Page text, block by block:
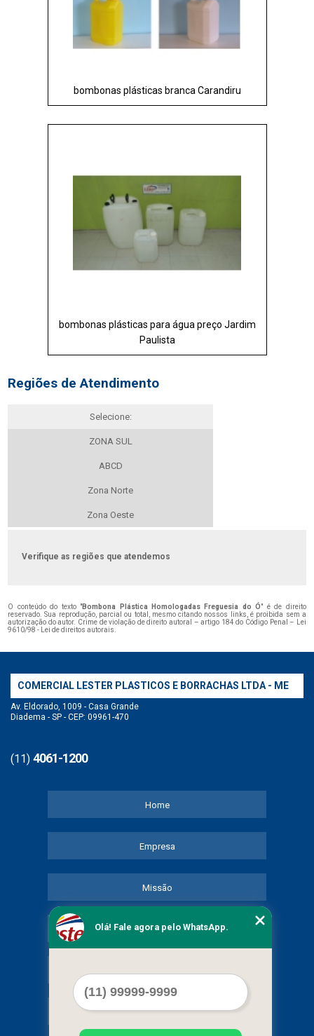
bombonas plásticas branca Carandiru
bombonas plásticas para água preço Jardim
Paulista
Regiões de Atendimento
Selecione:
ZONA SUL
ABCD
Zona Norte
Zona Oeste
Verifique as regiões que atendemos
O conteúdo do texto "Bombona Plástica Homologadas Freguesia do Ó" é de direito
reservado. Sua reprodução, parcial ou total, mesmo citando nossos links, é proibida sem a
autorização do autor. Crime de violação de direito autoral – artigo 184 do Código Penal –
Lei
9610/98 - Lei de direitos autorais
COMERCIAL LESTER PLASTICOS E BORRACHAS LTDA - ME
Av. Eldorado, 1009 - Casa Grande
Diadema - SP - CEP: 09961-470
(11) 4061-1200
Home
Empresa
Missão
Serviços
Mapa do site
Olá! Fale agora pelo WhatsApp.